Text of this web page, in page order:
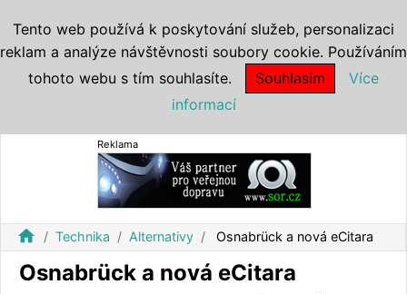
Reklama
home Technika Alternativy Osnabrück a nová eCitara
Osnabrück a nová eCitara
Tento web používá k poskytování služeb, personalizaci
reklam a analýze návštěvnosti soubory cookie. Používáním
tohoto webu s tím souhlasíte.
Souhlasím
Více
informací